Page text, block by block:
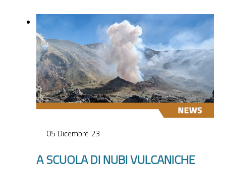
05 Dicembre 23
A SCUOLA DI NUBI VULCANICHE